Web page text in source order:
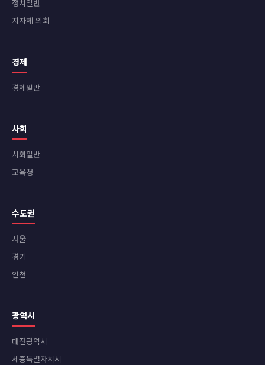
정치일반
지자체 의회
경제
경제일반
사회
사회일반
교육청
수도권
서울
경기
인천
광역시
대전광역시
세종특별자치시